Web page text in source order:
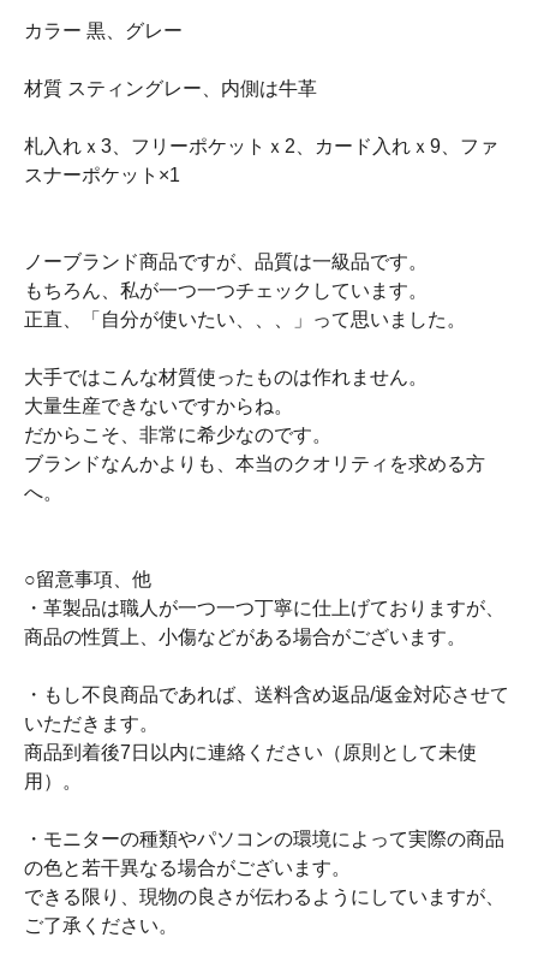
カラー 黒、グレー
材質 スティングレー、内側は牛革
札入れｘ3、フリーポケットｘ2、カード入れｘ9、ファ
スナーポケット×1
ノーブランド商品ですが、品質は一級品です。
もちろん、私が一つ一つチェックしています。
正直、「自分が使いたい、、、」って思いました。
大手ではこんな材質使ったものは作れません。
大量生産できないですからね。
だからこそ、非常に希少なのです。
ブランドなんかよりも、本当のクオリティを求める方
へ。
○留意事項、他
・革製品は職人が一つ一つ丁寧に仕上げておりますが、
商品の性質上、小傷などがある場合がございます。
・もし不良商品であれば、送料含め返品/返金対応させて
いただきます。
商品到着後7日以内に連絡ください（原則として未使
用）。
・モニターの種類やパソコンの環境によって実際の商品
の色と若干異なる場合がございます。
できる限り、現物の良さが伝わるようにしていますが、
ご了承ください。